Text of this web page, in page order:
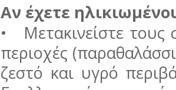
Aν έχετε
• Μετακινείστε τους
περιοχές
ζεστό και υγρό